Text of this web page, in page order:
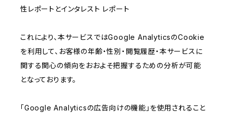
性レポートとインタレスト レポート
これにより、本サービスではGoogle AnalyticsのCookie
を利用して、お客様の年齢・性別・閲覧履歴・本サービスに
関する関心の傾向をおおよそ把握するための分析が可能
となっております。
「Google Analyticsの広告向けの機能」を使用されること